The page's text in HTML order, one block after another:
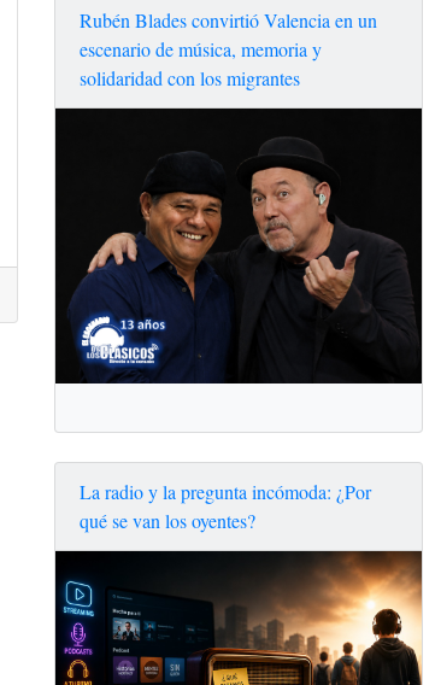
Rubén Blades convirtió Valencia en un
escenario de música, memoria y
solidaridad con los migrantes
La radio y la pregunta incómoda: ¿Por
qué se van los oyentes?